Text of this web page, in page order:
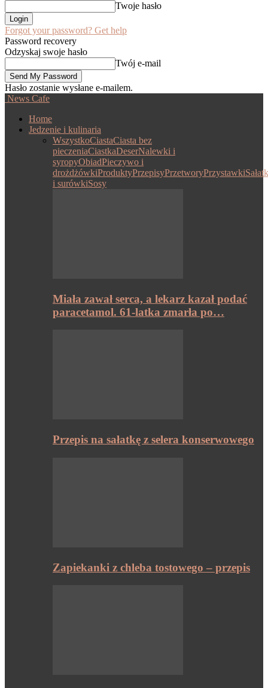
Twoje hasło
Forgot your password? Get help
Password recovery
Odzyskaj swoje hasło
Twój e-mail
Hasło zostanie wysłane e-mailem.
News Cafe
Home
Jedzenie i kulinaria
WszystkoCiastaCiasta bez
pieczeniaCiastkaDeserNalewki i
syropyObiadPieczywo i
drożdżówkiProduktyPrzepisyPrzetworyPrzystawki
i surówkiSosy
Miała zawał serca, a lekarz kazał podać
paracetamol. 61-latka zmarła po…
Przepis na sałatkę z selera konserwowego
Zapiekanki z chleba tostowego – przepis